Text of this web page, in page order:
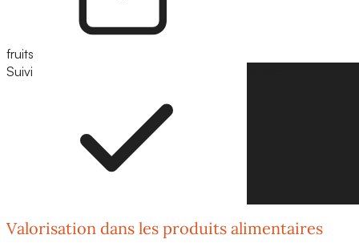
fruits
Suivi
Valorisation dans les produits alimentaires